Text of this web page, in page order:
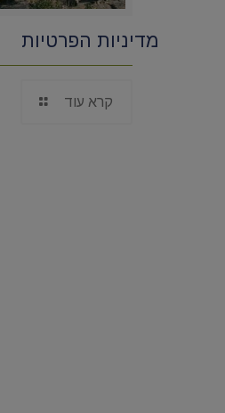
מדיניות הפרטיות
קרא עוד